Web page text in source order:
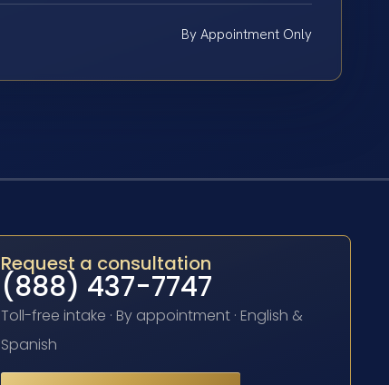
By Appointment Only
Request a consultation
(888) 437-7747
Toll-free intake · By appointment · English &
Spanish